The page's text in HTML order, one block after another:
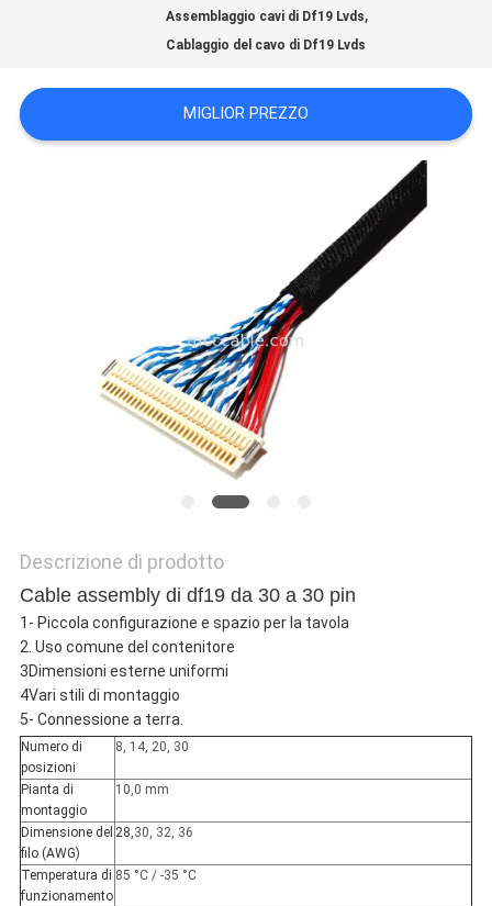
PREVENTIVO
POLITICA
Assemblaggio cavi di Df19 Lvds,
Cablaggio del cavo di Df19 Lvds
MIGLIOR PREZZO
Descrizione di prodotto
Cable assembly di df19 da 30 a 30 pin
1- Piccola configurazione e spazio per la tavola
2. Uso comune del contenitore
3Dimensioni esterne uniformi
4Vari stili di montaggio
5- Connessione a terra.
Numero di
posizioni
8, 14, 20, 30
Pianta di
montaggio
10,0 mm
Dimensione del
filo (AWG)
28,30, 32, 36
Temperatura di
funzionamento
85 °C / -35 °C